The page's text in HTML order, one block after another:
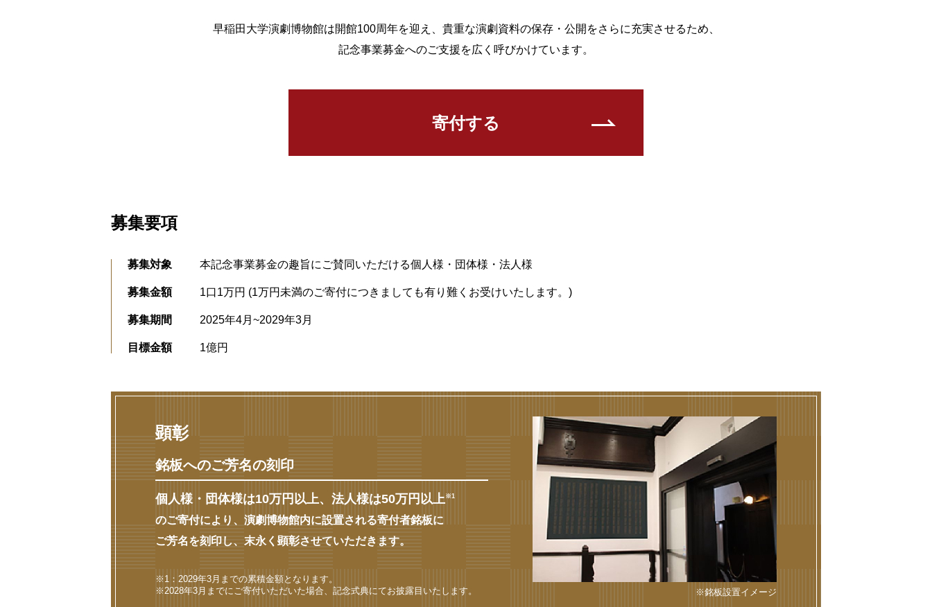
早稲田大学演劇博物館は開館100周年を迎え、貴重な演劇資料の保存・公開をさらに充実させるため、
記念事業募金へのご支援を広く呼びかけています。
寄付する
募集要項
募集対象 本記念事業募金の趣旨にご賛同いただける個人様・団体様・法人様
募集金額 1口1万円 (1万円未満のご寄付につきましても有り難くお受けいたします。)
募集期間 2025年4月~2029年3月
目標金額 1億円
顕彰
銘板へのご芳名の刻印
※銘板設置イメージ
個人様・団体様は10万円以上、法人様は50万円以上※1
のご寄付により、演劇博物館内に設置される寄付者銘板に
ご芳名を刻印し、末永く顕彰させていただきます。
※1：2029年3月までの累積金額となります。
※2028年3月までにご寄付いただいた場合、記念式典にてお披露目いたします。